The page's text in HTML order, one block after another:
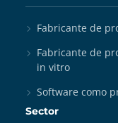
Fabricante de
Fabricante de
in vitro
Software como
Sector